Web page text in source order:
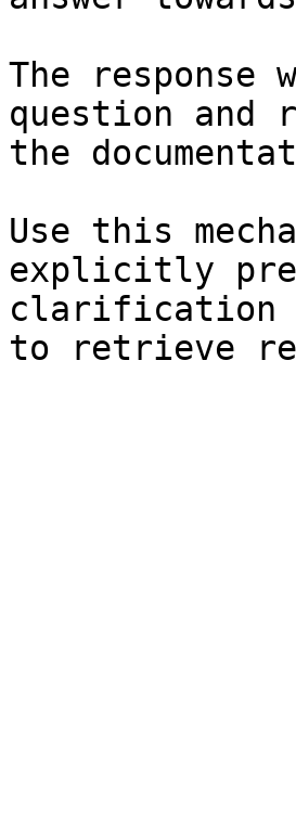
The
question and
the
Use this
explicitly
clarification